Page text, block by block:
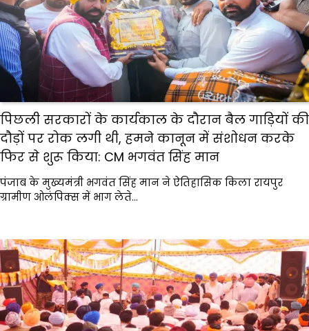
पिछली सरकारों के कार्यकाल के दौरान बैल गाड़ियों की
दौड़ों पर रोक लगी थी, हमने कानून में संशोधन करके
फिर से शुरू किया: CM भगवंत सिंह मान
पंजाब के मुख्यमंत्री भगवंत सिंह मान ने ऐतिहासिक किला रायपुर
ग्रामीण ओलंपिक्स में भाग लेते…